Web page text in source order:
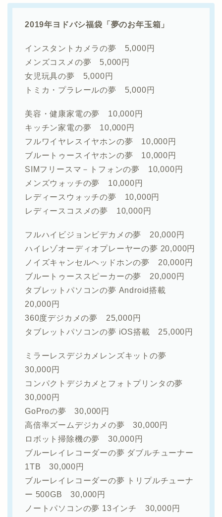
2019年ヨドバシ福袋「夢のお年玉箱」
インスタントカメラの夢 5,000円
メンズコスメの夢 5,000円
女児玩具の夢 5,000円
トミカ・プラレールの夢 5,000円
美容・健康家電の夢 10,000円
キッチン家電の夢 10,000円
フルワイヤレスイヤホンの夢 10,000円
ブルートゥースイヤホンの夢 10,000円
SIMフリースマ－トフォンの夢 10,000円
メンズウォッチの夢 10,000円
レディースウォッチの夢 10,000円
レディースコスメの夢 10,000円
フルハイビジョンビデカメの夢 20,000円
ハイレゾオーディオプレーヤーの夢 20,000円
ノイズキャンセルヘッドホンの夢 20,000円
ブルートゥーススピーカーの夢 20,000円
タブレットパソコンの夢 Android搭載
20,000円
360度デジカメの夢 25,000円
タブレットパソコンの夢 iOS搭載 25,000円
ミラーレスデジカメレンズキットの夢
30,000円
コンパクトデジカメとフォトプリンタの夢
30,000円
GoProの夢 30,000円
高倍率ズームデジカメの夢 30,000円
ロボット掃除機の夢 30,000円
ブルーレイレコーダーの夢 ダブルチューナー
1TB 30,000円
ブルーレイレコーダーの夢 トリプルチューナ
ー 500GB 30,000円
ノートパソコンの夢 13インチ 30,000円